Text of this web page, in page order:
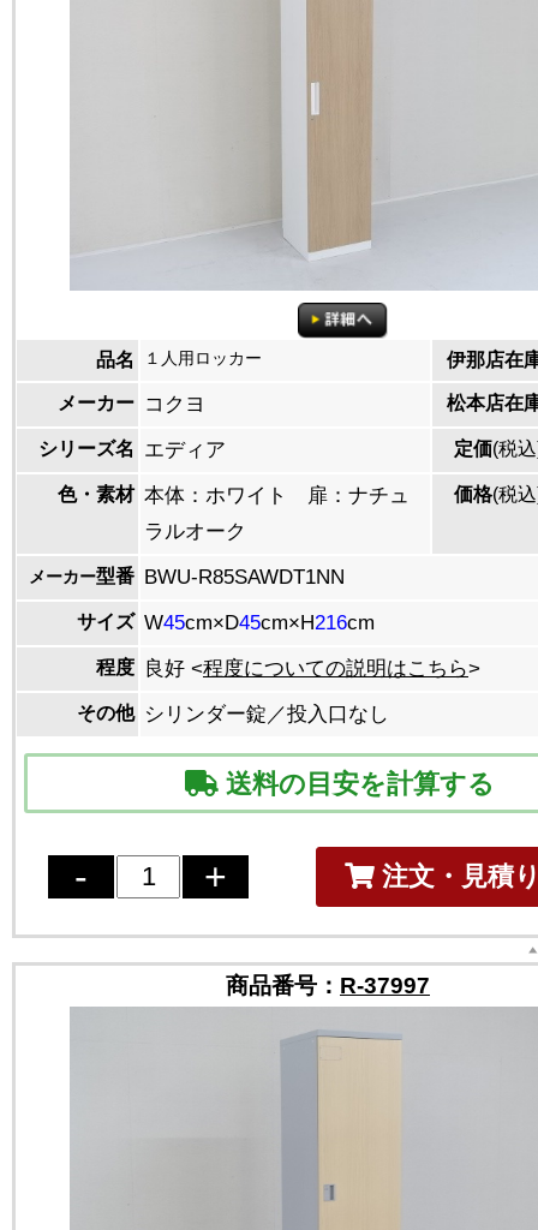
品名 １人用ロッカー 伊那店在
メーカー コクヨ 松本店在
シリーズ名 エディア 定価(税
色・素材 本体：ホワイト 扉：ナチュ
ラルオーク
価格(税
メーカー型番 BWU-R85SAWDT1NN
サイズ W45cm×D45cm×H216cm
程度 良好 <程度についての説明はこちら>
その他 シリンダー錠／投入口なし
送料の目安を計算する
注文・見積
商品番号： R-37997